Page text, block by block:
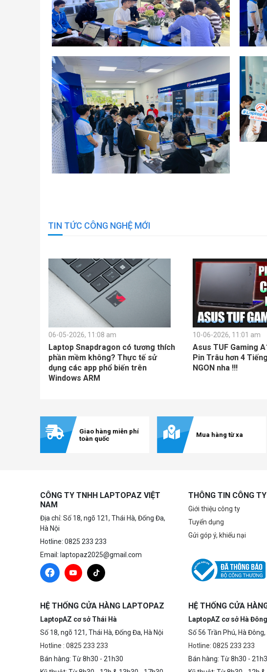
TIN TỨC CÔNG NGHỆ MỚI
06-05-2026, 11:08 am
Laptop Snapdragon có tương thích
phần mềm không? Thực tế sử
dụng các app phổ biến trên
Windows ARM
10-06-2026, 11:01 am
Asus TUF Gaming
Pin Trâu hơn 4
NGON nha !!!
Giao hàng miễn phí
toàn quốc
Mua hàng từ xa
CÔNG TY TNHH LAPTOPAZ VIỆT
NAM
Địa chỉ: Số 18, ngõ 121, Thái Hà, Đống Đa,
Hà Nội
Hotline: 0825 233 233
Email: laptopaz2025@gmail.com
THÔNG TIN CÔNG TY
Giới thiệu công ty
Tuyển dụng
Gửi góp ý, khiếu nại
HỆ THỐNG CỬA HÀNG LAPTOPAZ
LaptopAZ cơ sở Thái Hà
Số 18, ngõ 121, Thái Hà, Đống Đa, Hà Nội
Hotline : 0825 233 233
Bán hàng: Từ 8h30 - 21h30
HỆ THỐNG CỬA
LaptopAZ cơ sở Hà Đông
Số 56 Trần Phú, Hà Đông,
Hotline: 0825 233 233
Bán hàng: Từ 8h30 -